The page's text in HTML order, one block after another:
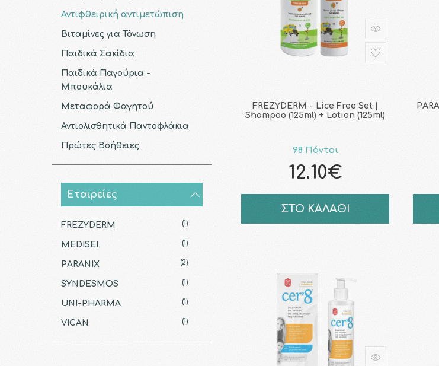
Αντιφθειρική αντιμετώπιση
Βιταμίνες για Τόνωση
Παιδικά Σακίδια
Παιδικά Παγούρια -
Μπουκάλια
Μεταφορά Φαγητού
Αντιολισθητικά Παντοφλάκια
Πρώτες Βοήθειες
Εταιρείες
FREZYDERM (1)
MEDISEI (1)
PARANIX (2)
SYNDESMOS (1)
UNI-PHARMA (1)
VICAN (1)
FREZYDERM - Lice Free Set |
Shampoo (125ml) + Lotion (125ml)
98 Πόντοι
12.10€
ΣΤΟ ΚΑΛΑΘΙ